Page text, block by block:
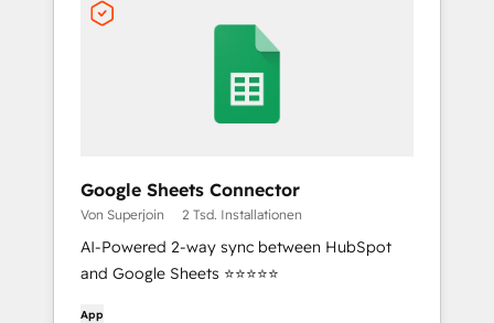
Google Sheets Connector
Von Superjoin 2 Tsd. Installationen
AI-Powered 2-way sync between HubSpot
and Google Sheets ⭐⭐⭐⭐⭐
App